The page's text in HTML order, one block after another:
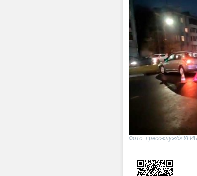
Фото: пресс-служба